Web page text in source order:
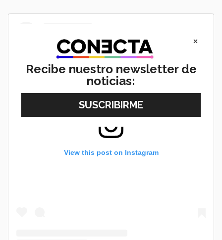
View this post on Instagram
×
Recibe nuestro newsletter de
noticias: